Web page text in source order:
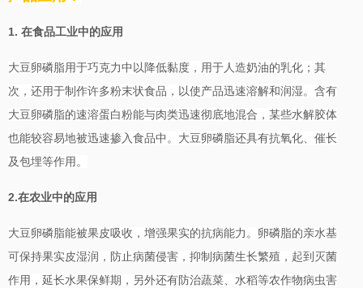
1. 在食品工业中的应用
大豆卵磷脂用于巧克力中以降低黏度，用于人造奶油的乳化；其
次，还用于制作许多粉末状食品，以使产品迅速溶解和润湿。含有
大豆卵磷脂的速溶蛋白粉能与肉类迅速彻底地混合，某些水解胶体
也能较容易地被迅速掺入食品中。大豆卵磷脂还具有抗氧化、催长
及包埋等作用。
2.在农业中的应用
大豆卵磷脂能被果皮吸收，增强果实的抗病能力。卵磷脂的亲水基
可保持果实皮湿润，防止病菌侵害，抑制病菌生长繁殖，起到灭菌
作用，延长水果保鲜期，另外还有防治蔬菜、水稻等农作物病虫害